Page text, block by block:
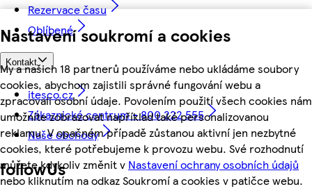
Nastavení soukromí a cookies
My a našich 18 partnerů používáme nebo ukládáme soubory
cookies, abychom zajistili správné fungování webu a
zpracovali osobní údaje. Povolením použití všech cookies nám
umožníte zobrazovat například také personalizovanou
reklamu. V opačném případě zůstanou aktivní jen nezbytné
cookies, které potřebujeme k provozu webu. Své rozhodnutí
můžete kdykoliv změnit v Nastavení ochrany osobních údajů
nebo kliknutím na odkaz Soukromí a cookies v patičce webu.
Rezervace času
Oblíbené
Kontakt
itesco.cz
Zákaznické centrum - 800 222 555
Naše obchody
followUs